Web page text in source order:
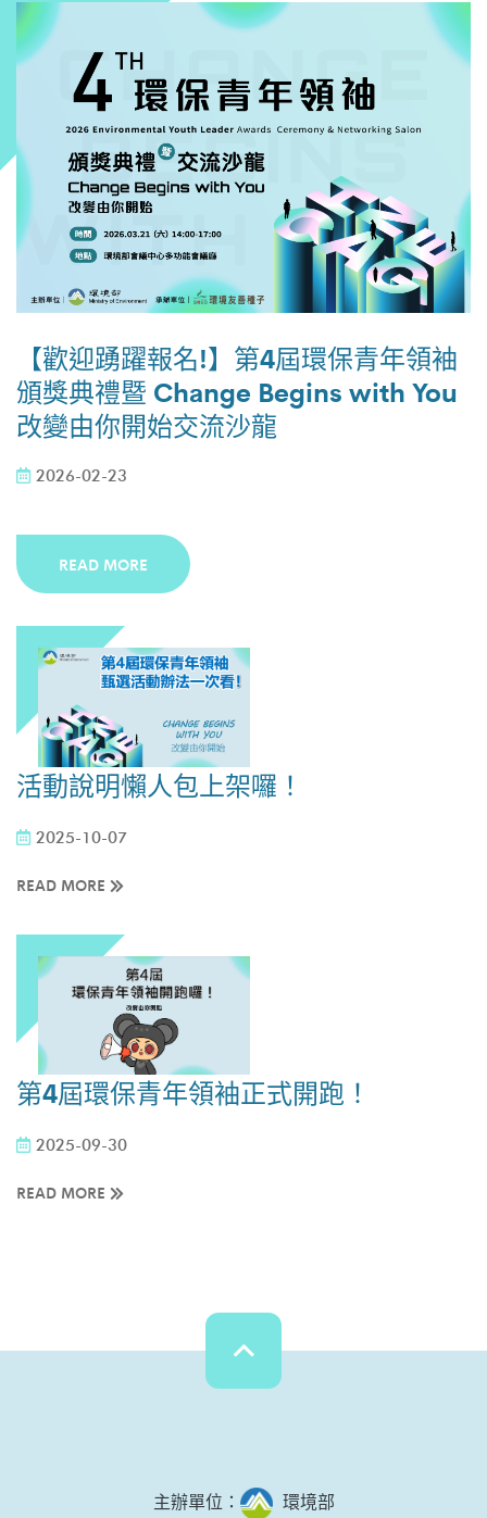
【歡迎踴躍報名!】第4屆環保青年領袖
頒獎典禮暨 Change Begins with You
改變由你開始交流沙龍
2026-02-23
READ MORE
活動說明懶人包上架囉！
2025-10-07
READ MORE
第4屆環保青年領袖正式開跑！
2025-09-30
READ MORE
主辦單位： 環境部